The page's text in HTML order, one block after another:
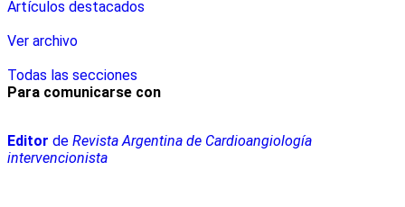
Artículos destacados
Ver archivo
Todas las secciones
Para comunicarse con
Editor de Revista Argentina de Cardioangiología
intervencionista